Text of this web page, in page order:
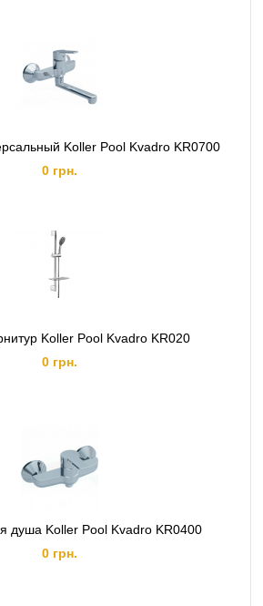
Koller Pool Kvadro KR0700
0 грн.
Koller Pool Kvadro KR020
0 грн.
душа Koller Pool Kvadro KR0400
0 грн.